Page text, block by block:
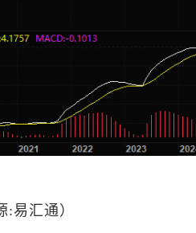
:易汇通）